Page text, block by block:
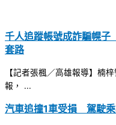
千人追蹤帳號成詐騙幌
套路
【記者張楓／高雄報導】楠
報， ...
汽車追撞1車受損 駕駛